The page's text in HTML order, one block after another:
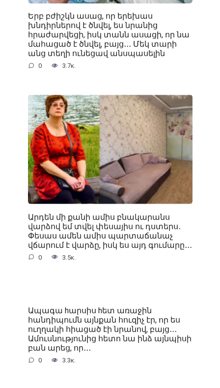
Երբ բժիշկն ասաց, որ երեխաս
խնդիրներով է ծնվել, ես նրանից
հրաժարվեցի, իսկ տանն ասացի, որ նա
մահացած է ծնվել, բայց․․․ Մեկ տարի
անց տեղի ունեցավ անսպասելին
0 3.7к.
Արդեն մի քանի ամիս բնակարանս
վարձով եմ տվել փեսայիս ու դստերս․
Փեսաս ամեն ամիս պարտաճանաչ
վճարում է վարձը, իսկ ես այդ գումարը․․․
0 3.5к.
Ապագա hարսիս hետ առաջին
հանդիպումն այնքան հուզիչ էր, որ ես
ուղղակի հիացած էի նրանով, բայց․․․
Ամուսնությունից հետո նա ինձ այնպիսի
բան արեց, որ․․․
0 3.3к.